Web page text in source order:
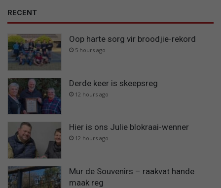
RECENT
Oop harte sorg vir broodjie-rekord
5 hours ago
Derde keer is skeepsreg
12 hours ago
Hier is ons Julie blokraai-wenner
12 hours ago
Mur de Souvenirs – raakvat hande
maak reg